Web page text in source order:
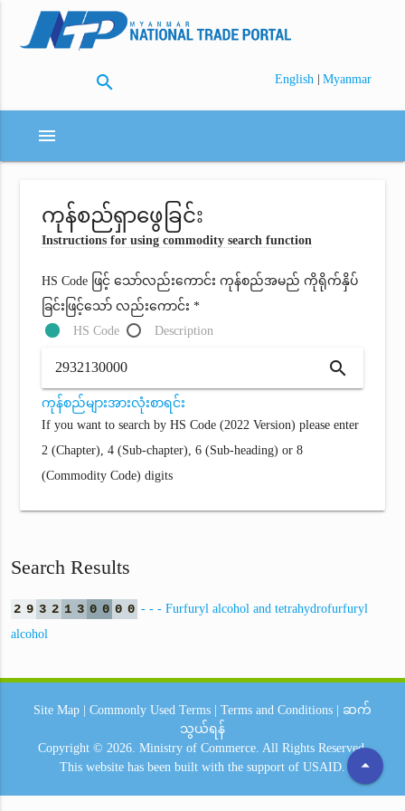
search English | Myanmar
menu
ကုန်စည်ရှာဖွေခြင်း
Instructions for using commodity search function
HS Code ဖြင့် သော်လည်းကောင်း ကုန်စည်အမည် ကိုရိုက်နှိပ်
ခြင်းဖြင့်သော် လည်းကောင်း *
HS Code
Description
search
ကုန်စည်များအားလုံးစာရင်း
If you want to search by HS Code (2022 Version) please enter
2 (Chapter), 4 (Sub-chapter), 6 (Sub-heading) or 8
(Commodity Code) digits
Search Results
2 9 3 2 1 3 0 0 0 0 - - - Furfuryl alcohol and tetrahydrofurfuryl
alcohol
arrow_drop_up
Site Map Commonly Used Terms Terms and Conditions
ဆက်
သွယ်ရန်
Copyright © 2026. Ministry of Commerce. All Rights Reserved.
This website has been built with the support of USAID.